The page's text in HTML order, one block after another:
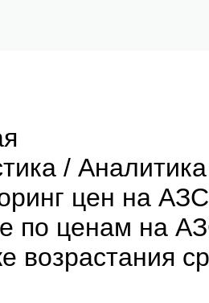
/ Аналитика
цен на
по ценам на
возрастания